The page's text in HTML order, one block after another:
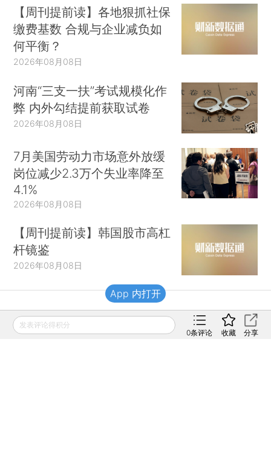
【周刊提前读】各地狠抓社保
缴费基数 合规与企业减负如
何平衡？
2026年08月08日
河南“三支一扶”考试规模化作
弊 内外勾结提前获取试卷
2026年08月08日
7月美国劳动力市场意外放缓
岗位减少2.3万个失业率降至
4.1%
2026年08月08日
【周刊提前读】韩国股市高杠
杆镜鉴
2026年08月08日
财新移动
发表评论得积分
0条评论 收藏 分享
App 内打开